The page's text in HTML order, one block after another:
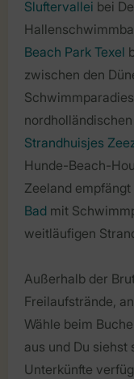
Sluftervallei bei
Beach Park Texel
zwischen den
Strandhuisjes
Hunde-Beach-
Zeeland empfängt
Bad mit
weitläufigen
Außerhalb der
Freilaufstrände,
Wähle beim
aus und Du siehst
Unterkünfte